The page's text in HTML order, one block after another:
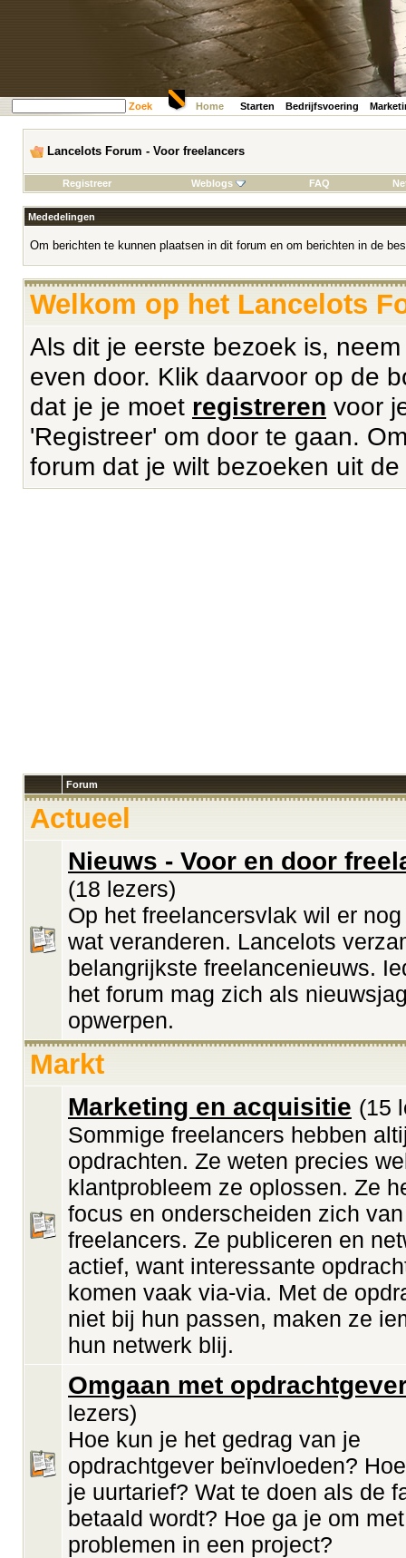
Zoek Home Starten Bedrijfsvoering
Lancelots Forum - Voor freelancers
Registreer Weblogs FAQ
Mededelingen
Om berichten te kunnen plaatsen in dit forum en om berichten in de
Welkom op het Lancelots
Als dit je eerste bezoek is,
even door. Klik daarvoor op de
dat je je moet registreren voor
'Registreer' om door te gaan.
forum dat je wilt bezoeken uit
Forum
Actueel
Nieuws - Voor en door
(18 lezers)
Op het freelancersvlak wil er
wat veranderen. Lancelots
belangrijkste freelancenieuws.
het forum mag zich als
opwerpen.
Markt
Marketing en acquisitie (15
Sommige freelancers hebben
opdrachten. Ze weten precies
klantprobleem ze oplossen. Ze
focus en onderscheiden zich
freelancers. Ze publiceren en
actief, want interessante
komen vaak via-via. Met de
niet bij hun passen, maken ze
hun netwerk blij.
Omgaan met
lezers)
Hoe kun je het gedrag van je
opdrachtgever beïnvloeden?
je uurtarief? Wat te doen als de
betaald wordt? Hoe ga je om met
problemen in een project?